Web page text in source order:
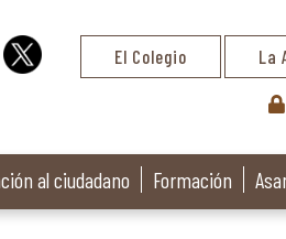
El Colegio La
al ciudadano Formación